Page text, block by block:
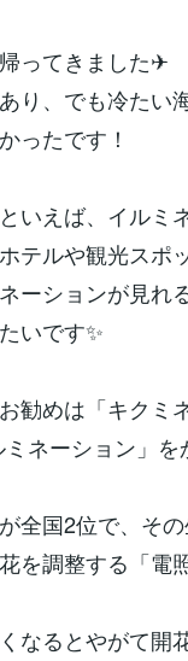
ってきました✈
り、でも冷たい
ったです！
いえば、イルミ
テルや観光スポ
ーションが見れ
いです✨
勧めは「キクミ
ネーション」
全国2位で、そ
を調整する「電
なるとやがて開